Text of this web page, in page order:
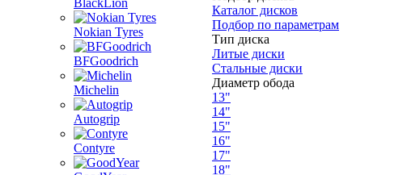
BlackLion
Nokian Tyres
BFGoodrich
Michelin
Autogrip
Contyre
Каталог дисков
Подбор по параметрам
Тип диска
Литые диски
Стальные диски
Диаметр обода
13"
14"
15"
16"
17"
18"